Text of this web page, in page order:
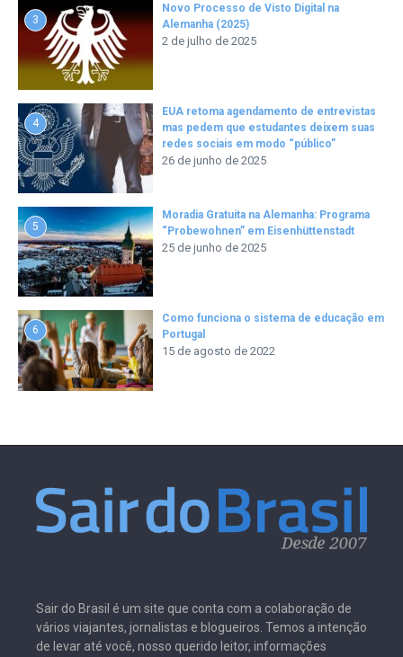
3
Novo Processo de Visto Digital na
Alemanha (2025)
2 de julho de 2025
4
EUA retoma agendamento de entrevistas
mas pedem que estudantes deixem suas
redes sociais em modo “público”
26 de junho de 2025
5
Moradia Gratuita na Alemanha: Programa
“Probewohnen” em Eisenhüttenstadt
25 de junho de 2025
6
Como funciona o sistema de educação em
Portugal
15 de agosto de 2022
Sair do Brasil é um site que conta com a colaboração de
vários viajantes, jornalistas e blogueiros. Temos a intenção
de levar até você, nosso querido leitor, informações